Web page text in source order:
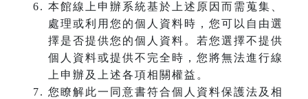
本館線上申辦系統基於上述原因而需蒐集、
處理或利用您的個人資料時，您可以自由選
擇是否提供您的個人資料。若您選擇不提供
個人資料或提供不完全時，您將無法進行線
上申辦及上述各項相關權益。
您瞭解此一同意書符合個人資料保護法及相